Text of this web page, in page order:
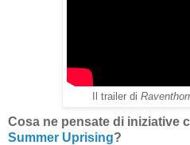
Il trailer di
Cosa ne pensate di iniziative
Summer Uprising?